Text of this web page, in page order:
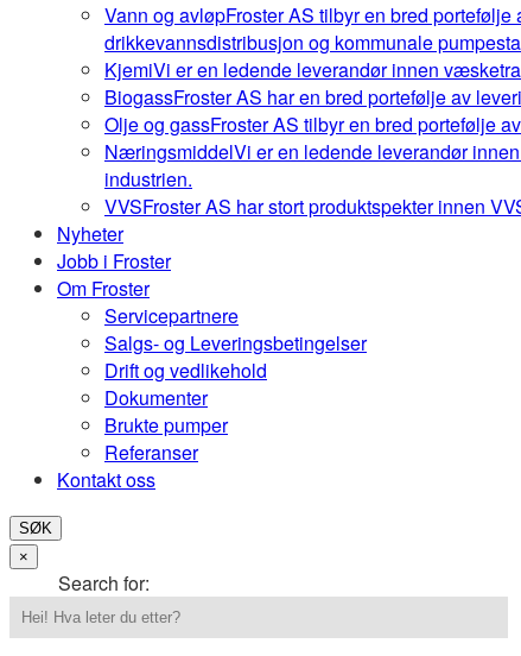
Vann og avløpFroster AS tilbyr en bred
drikkevannsdistribusjon og kommunale
KjemiVi er en ledende leverandør innen
BiogassFroster AS har en bred portefølje av
Olje og gassFroster AS tilbyr en bred portefølje
NæringsmiddelVi er en ledende leverandør
industrien.
VVSFroster AS har stort produktspekter innen
Nyheter
Jobb i Froster
Om Froster
Servicepartnere
Salgs- og Leveringsbetingelser
Drift og vedlikehold
Dokumenter
Brukte pumper
Referanser
Kontakt oss
SØK
×
Search for: